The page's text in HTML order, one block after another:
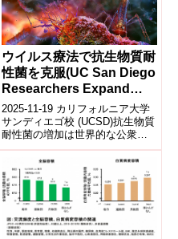
ウイルス療法で抗生物質耐
性菌を克服(UC San Diego
Researchers Expand
Virus-Based Treatment
Options for Antibiotic-
Resistant Infections)
2025-11-19 カリフォルニア大学
サンディエゴ校 (UCSD)抗生物質
耐性菌の増加は世界的な公衆衛
生課題であり、多剤耐性菌に対
する従来の抗生物質の有効性
が...